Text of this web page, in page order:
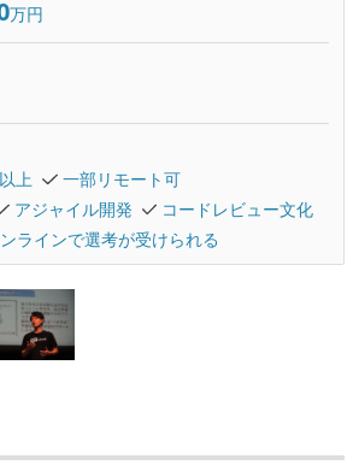
万円
上
一部リモート可
アジャイル開発
コードレビュー文化
ラインで選考が受けられる